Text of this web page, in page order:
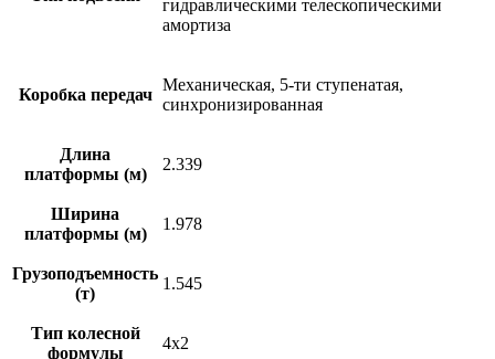
гидравлическими телескопическими
амортиза
Коробка передач
Механическая, 5-ти ступенатая,
синхронизированная
Длина
платформы (м)
2.339
Ширина
платформы (м)
1.978
Грузоподъемность
(т)
1.545
Тип колесной
формулы
4х2